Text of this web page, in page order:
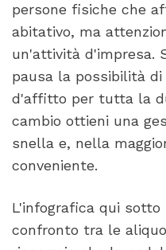
persone fisiche che
abitativo, ma
un'attività d'impresa.
pausa la possibilità
d'affitto per tutta la
cambio ottieni una
snella e, nella
conveniente.
L'infografica qui
confronto tra le